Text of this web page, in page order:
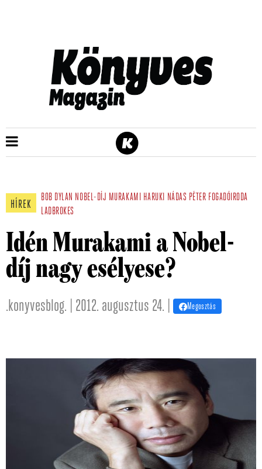
HÍREK
BOB DYLAN NOBEL-DÍJ MURAKAMI HARUKI NÁDAS PÉTER FOGADÓIRODA
LADBROKES
Idén Murakami a Nobel-
díj nagy esélyese?
.konyvesblog. | 2012. augusztus 24. | Megosztás